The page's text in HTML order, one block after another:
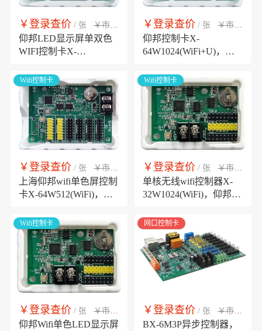
￥登录查价 / 张 ￥市场销售价
仰邦LED显示屏单双色
WIFI控制卡X-
无线wifi控制器
￥登录查价 / 张 ￥市场销售价
仰邦控制卡X-
64W1024(WiFi+U)，单
盘超强识读，U盘延长线
≤15m稳定传输
￥登录查价 / 张 ￥市场销售价
上海仰邦wifi单色屏控制
卡X-64W512(WiFi)，支
景，支持节目回读
Wifi控制卡
￥登录查价 / 张 ￥市场销售价
单核无线wifi控制器X-
32W1024(WiFi)，仰邦
Wifi控制卡
￥登录查价 / 张 ￥市场销售价
仰邦Wifi单色LED显示屏
Wifi控制卡
￥登录查价 / 张 ￥市场销售价
BX-6M3P异步控制器，
网口控制卡